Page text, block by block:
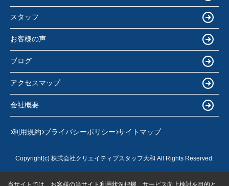
スタッフ
お客様の声
ブログ
アクセスマップ
会社概要
利用規約 プライバシーポリシー サイトマップ
Copyright(c) 株式会社クリエイティブスタッフ大和 All Rights Reserved.
当サイトでは、お客様の当サイト利用状況把握、サービス向上検討を目的と